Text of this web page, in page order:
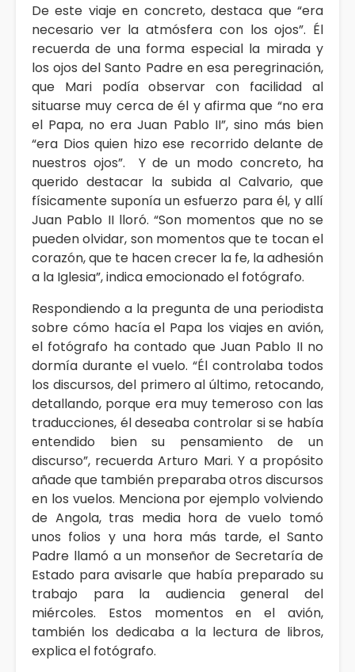
De este viaje en concreto, destaca que “era
necesario ver la atmósfera con los ojos”. Él
recuerda de una forma especial la mirada y
los ojos del Santo Padre en esa peregrinación,
que Mari podía observar con facilidad al
situarse muy cerca de él y afirma que “no era
el Papa, no era Juan Pablo II”, sino más bien
“era Dios quien hizo ese recorrido delante de
nuestros ojos”. Y de un modo concreto, ha
querido destacar la subida al Calvario, que
físicamente suponía un esfuerzo para él, y allí
Juan Pablo II lloró. “Son momentos que no se
pueden olvidar, son momentos que te tocan el
corazón, que te hacen crecer la fe, la adhesión
a la Iglesia”, indica emocionado el fotógrafo.
Respondiendo a la pregunta de una periodista
sobre cómo hacía el Papa los viajes en avión,
el fotógrafo ha contado que Juan Pablo II no
dormía durante el vuelo. “Él controlaba todos
los discursos, del primero al último, retocando,
detallando, porque era muy temeroso con las
traducciones, él deseaba controlar si se había
entendido bien su pensamiento de un
discurso”, recuerda Arturo Mari. Y a propósito
añade que también preparaba otros discursos
en los vuelos. Menciona por ejemplo volviendo
de Angola, tras media hora de vuelo tomó
unos folios y una hora más tarde, el Santo
Padre llamó a un monseñor de Secretaría de
Estado para avisarle que había preparado su
trabajo para la audiencia general del
miércoles. Estos momentos en el avión,
también los dedicaba a la lectura de libros,
explica el fotógrafo.